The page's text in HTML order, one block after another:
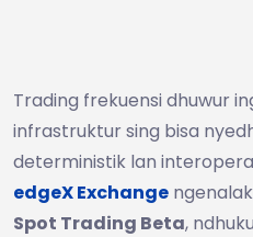
Trading frekuensi dhuwur
infrastruktur sing bisa
deterministik lan
edgeX Exchange
Spot Trading Beta,